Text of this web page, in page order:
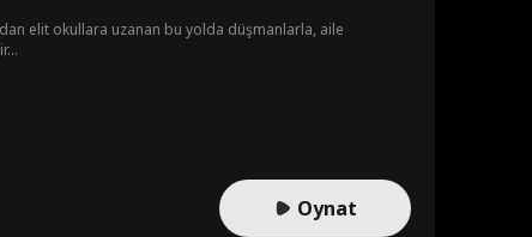
elit okullara uzanan bu yolda düşmanlarla, aile
Oynat